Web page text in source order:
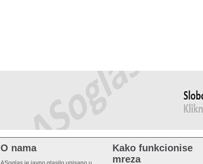
O nama
Kako funkcionise
mreza